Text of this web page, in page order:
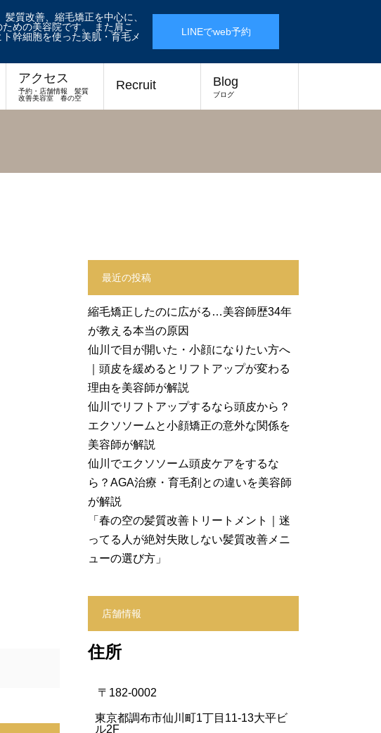
質改善、縮毛矯正を中心に、
めの美容院です。 また肩こ
幹細胞を使った美肌・育毛メ
LINEでweb予約
アクセス
予約・店舗情報 髪質
改善美容室 春の空
Recruit Blog
ブログ
最近の投稿
縮毛矯正したのに広がる…美容師歴34年
が教える本当の原因
仙川で目が開いた・小顔になりたい方へ
｜頭皮を緩めるとリフトアップが変わる
理由を美容師が解説
仙川でリフトアップするなら頭皮から？
エクソソームと小顔矯正の意外な関係を
美容師が解説
仙川でエクソソーム頭皮ケアをするな
ら？AGA治療・育毛剤との違いを美容師
が解説
「春の空の髪質改善トリートメント｜迷
ってる人が絶対失敗しない髪質改善メニ
ューの選び方」
店舗情報
住所
〒182-0002
東京都調布市仙川町1丁目11-13大平ビ
ル2F